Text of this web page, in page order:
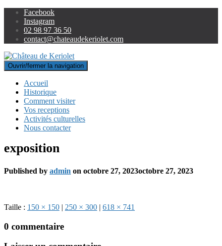
Facebook
Instagram
02 98 97 36 50
contact@chateaudekeriolet.com
Ouvrir/fermer la navigation
Accueil
Historique
Comment visiter
Vos receptions
Activités culturelles
Nous contacter
exposition
Published by admin on octobre 27, 2023octobre 27, 2023
Taille : 150 × 150 | 250 × 300 | 618 × 741
0 commentaire